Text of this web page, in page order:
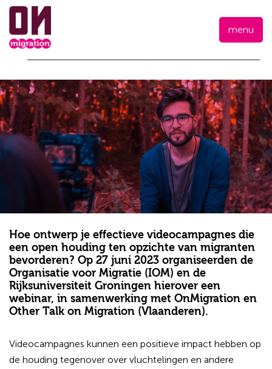
menu
Hoe ontwerp je effectieve videocampagnes die
een open houding ten opzichte van migranten
bevorderen? Op 27 juni 2023 organiseerden de
Organisatie voor Migratie (IOM) en de
Rijksuniversiteit Groningen hierover een
webinar, in samenwerking met OnMigration en
Other Talk on Migration (Vlaanderen).
Videocampagnes kunnen een positieve impact hebben op
de houding tegenover over vluchtelingen en andere